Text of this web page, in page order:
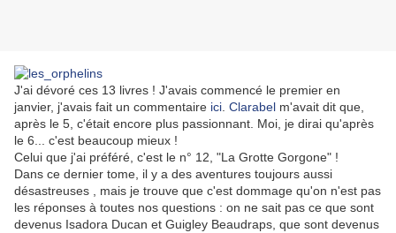
J'ai dévoré ces 13 livres ! J'avais commencé le premier en
janvier, j'avais fait un commentaire ici Clarabel m'avait dit que,
après le 5, c'était encore plus passionnant. Moi, je dirai qu'après
le 6... c'est beaucoup mieux !
Celui que j'ai préféré, c'est le n° 12, "La Grotte Gorgone" !
Dans ce dernier tome, il y a des aventures toujours aussi
désastreuses , mais je trouve que c'est dommage qu'on n'est pas
les réponses à toutes nos questions : on ne sait pas ce que sont
devenus Isadora Ducan et Guigley Beaudraps, que sont devenus